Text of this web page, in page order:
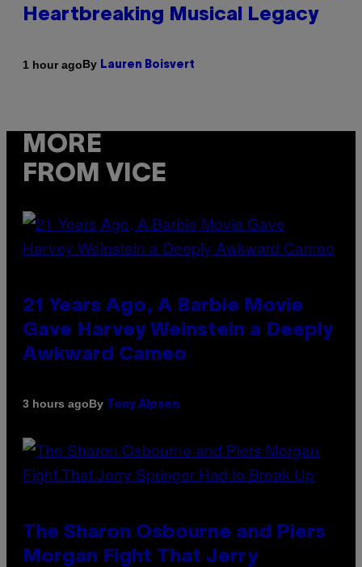
Heartbreaking Musical Legacy
1 hour agoBy Lauren Boisvert
MORE
FROM VICE
21 Years Ago, A Barbie Movie
Gave Harvey Weinstein a Deeply
Awkward Cameo
3 hours agoBy Tony Alpsen
The Sharon Osbourne and Piers
Morgan Fight That Jerry